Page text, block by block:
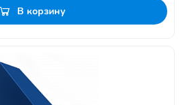
В корзину